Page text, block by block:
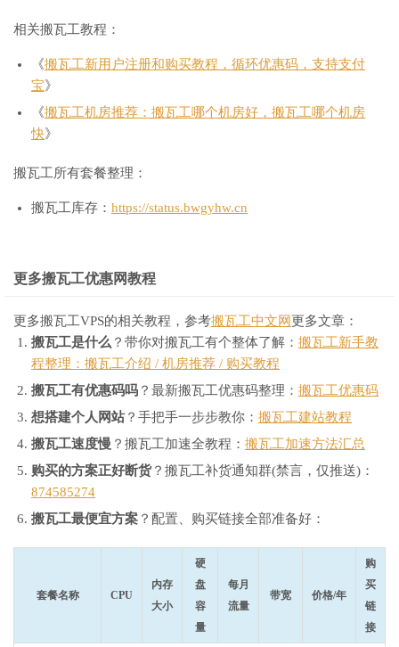
相关搬瓦工教程：
《搬瓦工新用户注册和购买教程，循环优惠码，支持支付
宝》
《搬瓦工机房推荐：搬瓦工哪个机房好，搬瓦工哪个机房
快》
搬瓦工所有套餐整理：
搬瓦工库存： https://status.bwgyhw.cn
更多搬瓦工优惠网教程
更多搬瓦工VPS的相关教程，参考搬瓦工中文网 更多文章：
搬瓦工是什么 ？带你对搬瓦工有个整体了解： 搬瓦工新手教
程整理：搬瓦工介绍 / 机房推荐 / 购买教程
搬瓦工有优惠码吗 ？最新搬瓦工优惠码整理： 搬瓦工优惠码
想搭建个人网站？手把手一步步教你： 搬瓦工建站教程
搬瓦工速度慢 ？搬瓦工加速全教程： 搬瓦工加速方法汇总
购买的方案正好断货？搬瓦工补货通知群(禁言，仅推送)：
874585274
搬瓦工最便宜方案 ？配置、购买链接全部准备好：
套餐名称 CPU
内存
大小
硬
盘
容
量
每月
流量
带宽 价格/年
购
买
链
接